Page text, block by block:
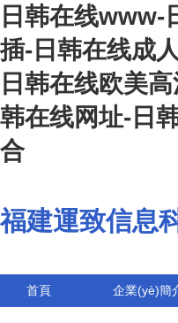
日韩在线www-
插-日韩在线成
日韩在线欧美
韩在线网址-日
合
福建運致信息
首頁 企業(yè)簡